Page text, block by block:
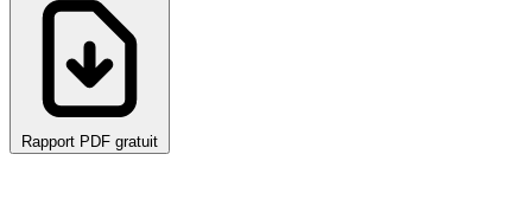
Rapport PDF gratuit